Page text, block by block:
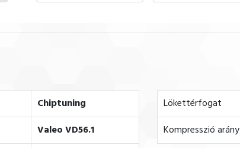
Chiptuning
Valeo VD56.1
Lökettérfogat
Kompresszió arány